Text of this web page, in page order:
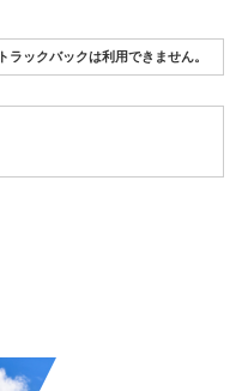
トラックバックは利用できません。